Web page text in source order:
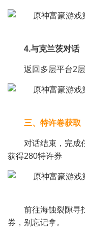
4.与克兰茨对话
返回多层平台2
三、特许卷获取
对话结束，完成
获得280特许券
前往海蚀裂隙寻
券，别忘记拿。